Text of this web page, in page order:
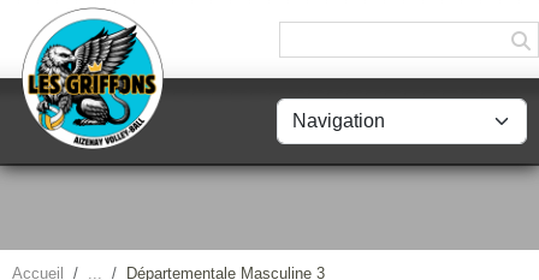
Accueil Départementale Masculine 3
Panneau de gestion des cookies